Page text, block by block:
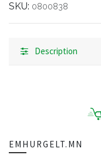
SKU: 0800838
Description
EMHURGELT.MN